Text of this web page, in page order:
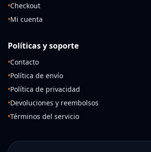
•Checkout
•Mi cuenta
Políticas y soporte
•Contacto
•Política de envío
•Política de privacidad
•Devoluciones y reembolsos
•Términos del servicio